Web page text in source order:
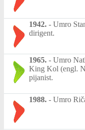
1942. - Umro
dirigent.
1965. - Umro
King Kol (engl.
pijanist.
1988. - Umro